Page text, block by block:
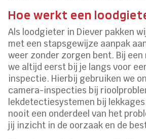
Hoe werkt een
Als loodgieter in Diever pakken
met een stapsgewijze aanpak
weer zonder zorgen bent. Bij een
we altijd eerst bij je langs voor
inspectie. Hierbij gebruiken we
camera-inspecties bij
lekdetectiesystemen bij
nooit een onderdeel van het
jij inzicht in de oorzaak en de